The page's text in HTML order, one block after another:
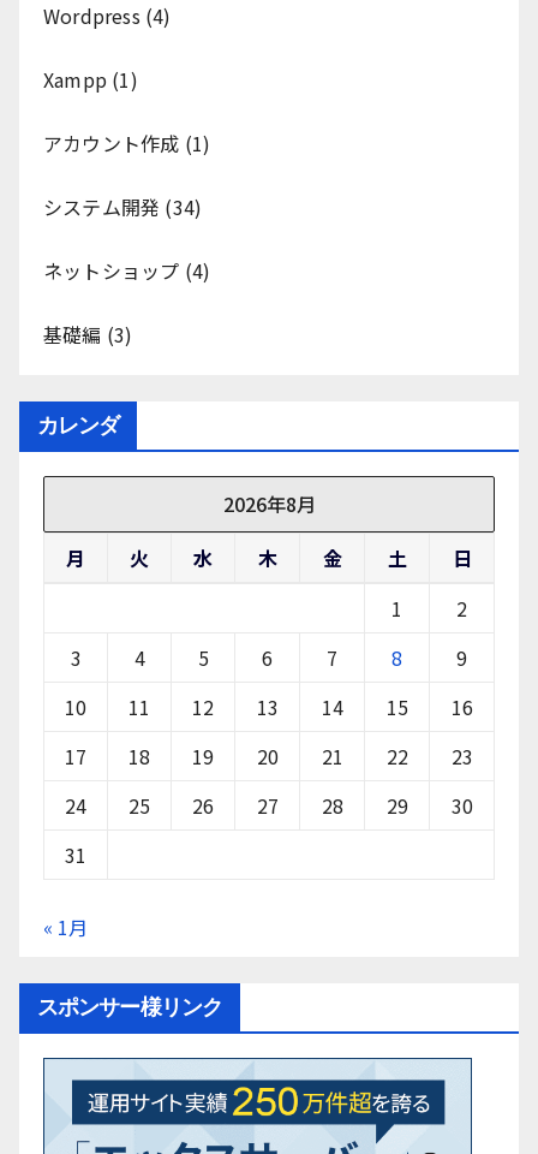
Wordpress (4)
Xampp (1)
アカウント作成 (1)
システム開発 (34)
ネットショップ (4)
基礎編 (3)
カレンダ
2026年8月
月
火 水 木 金 土
日
1
2
3
4 5 6 7 8
9
10
11 12 13 14 15
16
17
18 19 20 21 22
23
24
25 26 27 28 29
30
31
« 1月
スポンサー様リンク